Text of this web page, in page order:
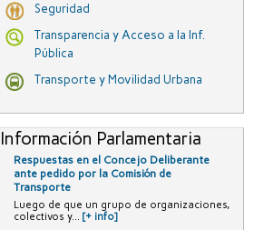
Seguridad
Transparencia y Acceso a la Inf.
Pública
Transporte y Movilidad Urbana
Información Parlamentaria
Respuestas en el Concejo Deliberante
ante pedido por la Comisión de
Transporte
Luego de que un grupo de organizaciones,
colectivos y... [+ info]